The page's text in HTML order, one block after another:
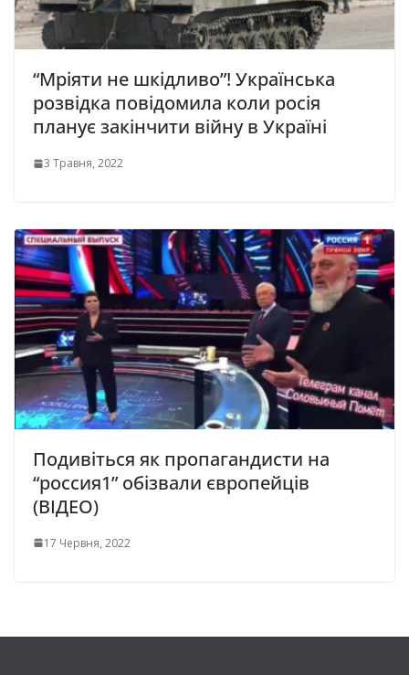
“Мріяти не шкідливо”! Українська
розвідка повідомила коли росія
планує закінчити війну в Україні
3 Травня, 2022
Подивіться як пропагандисти на
“россия1” обізвали європейців
(ВІДЕО)
17 Червня, 2022